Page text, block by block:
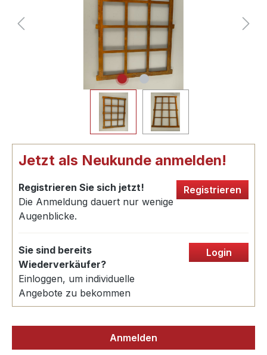
Jetzt als Neukunde anmelden!
Registrieren Sie sich jetzt!
Die Anmeldung dauert nur wenige
Augenblicke.
Registrieren
Sie sind bereits
Wiederverkäufer?
Einloggen, um individuelle
Angebote zu bekommen
Login
Anmelden